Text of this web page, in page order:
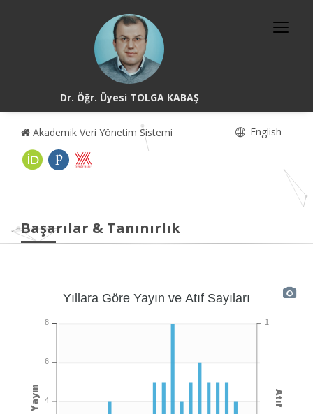
Dr. Öğr. Üyesi TOLGA KABAŞ
Akademik Veri Yönetim Sistemi English
Başarılar & Tanınırlık
Yıllara Göre Yayın ve Atıf Sayıları
1
Atıf
8
6
4
Yayın